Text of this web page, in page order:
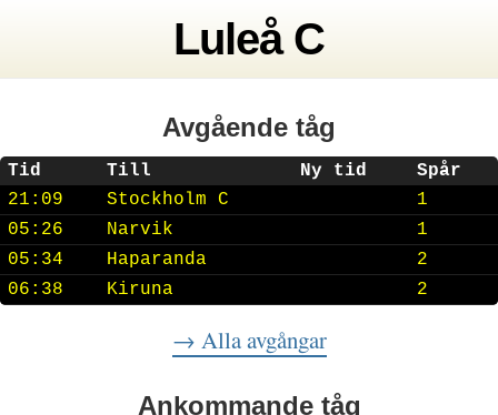
Luleå C
Avgående tåg
Tid Till Ny tid
Spår
21:09
Stockholm C
1
05:26
Narvik
1
05:34
Haparanda
2
06:38
Kiruna 2
→ Alla avgångar
Ankommande tåg